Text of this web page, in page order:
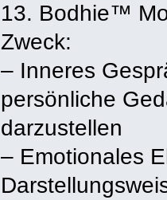
13. Bodhie™
Zweck:
– Inneres
persönliche
darzustellen
– Emotionales